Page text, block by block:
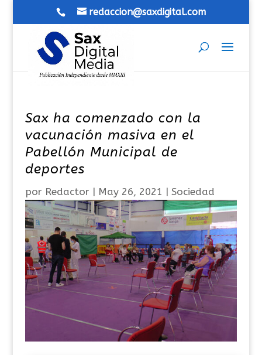
redaccion@saxdigital.com
Sax ha comenzado con la
vacunación masiva en el
Pabellón Municipal de
deportes
por Redactor| May 26, 2021 | Sociedad